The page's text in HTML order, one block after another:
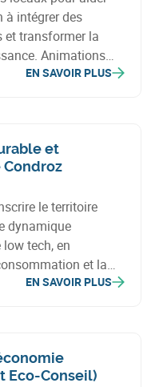
à intégrer des
et transformer la
Animations
et
EN SAVOIR PLUS
et
le territoire
dynamique
tech, en
et la
EN SAVOIR PLUS
Eco-Conseil)